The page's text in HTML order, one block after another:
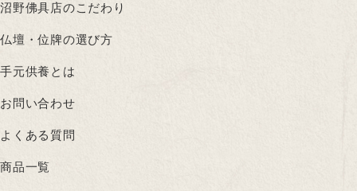
沼野佛具店のこだわり
仏壇・位牌の選び方
手元供養とは
お問い合わせ
よくある質問
商品一覧